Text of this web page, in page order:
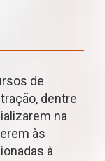
de
dentre
na
às
à